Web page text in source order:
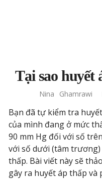
Tại sao huyết
Nina Ghamrawi
Bạn đã tự kiểm tra
của mình đang ở mức
90 mm Hg đối với số
với số dưới (tâm
thấp. Bài viết này sẽ
gây ra huyết áp thấp và